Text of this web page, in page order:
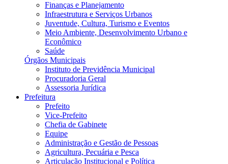
Finanças e Planejamento
Infraestrutura e Serviços Urbanos
Juventude, Cultura, Turismo e Eventos
Meio Ambiente, Desenvolvimento Urbano e
Econômico
Saúde
Órgãos Municipais
Instituto de Previdência Municipal
Procuradoria Geral
Assessoria Jurídica
Prefeitura
Prefeito
Vice-Prefeito
Chefia de Gabinete
Equipe
Administração e Gestão de Pessoas
Agricultura, Pecuária e Pesca
Articulação Institucional e Política